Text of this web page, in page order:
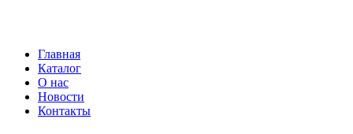
Главная
Каталог
О нас
Новости
Контакты